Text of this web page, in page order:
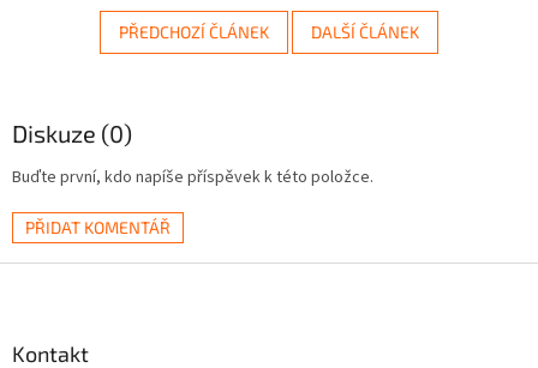
PŘEDCHOZÍ ČLÁNEK DALŠÍ ČLÁNEK
Diskuze (0)
Buďte první, kdo napíše příspěvek k této položce.
PŘIDAT KOMENTÁŘ
Kontakt